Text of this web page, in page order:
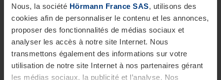
Nous, la société Hörmann France SAS, utilisons des
cookies afin de personnaliser le contenu et les annonces,
proposer des fonctionnalités de médias sociaux et
analyser les accès à notre site Internet. Nous
transmettons également des informations sur votre
utilisation de notre site Internet à nos partenaires gérant
les médias sociaux, la publicité et l’analyse. Nos